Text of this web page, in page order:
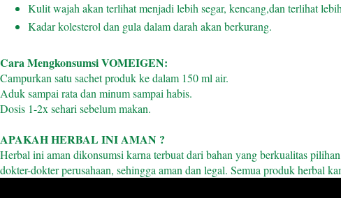
Kulit wajah akan terlihat menjadi lebih segar, kencang,dan terlihat
Kadar kolesterol dan gula dalam darah akan berkurang.
Cara Mengkonsumsi VOMEIGEN:
Campurkan satu sachet produk ke dalam 150 ml air.
Aduk sampai rata dan minum sampai habis.
Dosis 1-2x sehari sebelum makan.
APAKAH HERBAL INI AMAN ?
Herbal ini aman dikonsumsi karna terbuat dari bahan yang berkualitas
dokter-dokter perusahaan, sehingga aman dan legal. Semua produk herbal